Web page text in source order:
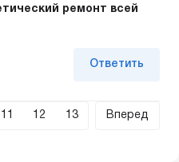
ремонт всей
Ответить
11 12 13 Вперед